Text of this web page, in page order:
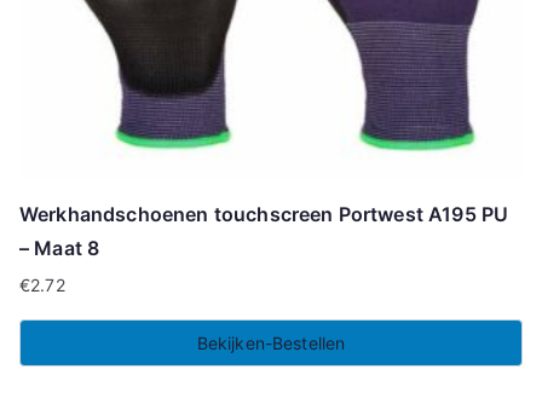
Werkhandschoenen touchscreen Portwest A195 PU
– Maat 8
€2.72
Bekijken-Bestellen